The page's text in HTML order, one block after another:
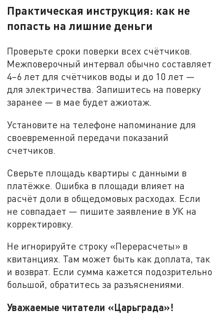
Практическая инструкция: как не
попасть на лишние деньги
Проверьте сроки поверки всех счётчиков.
Межповерочный интервал обычно составляет
4–6 лет для счётчиков воды и до 10 лет —
для электричества. Запишитесь на поверку
заранее — в мае будет ажиотаж.
Установите на телефоне напоминание для
своевременной передачи показаний
счетчиков.
Сверьте площадь квартиры с данными в
платёжке. Ошибка в площади влияет на
расчёт доли в общедомовых расходах. Если
не совпадает — пишите заявление в УК на
корректировку.
Не игнорируйте строку «Перерасчеты» в
квитанциях. Там может быть как доплата, так
и возврат. Если сумма кажется подозрительно
большой, обратитесь за разъяснениями.
Уважаемые читатели «Царьграда»!